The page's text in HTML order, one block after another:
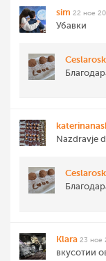
sim 22 ное
Убавки
Nazdravje
Klara 23 ное
вкусотии